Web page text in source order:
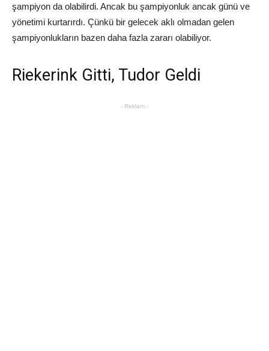
şampiyon da olabilirdi. Ancak bu şampiyonluk ancak günü ve
yönetimi kurtarırdı. Çünkü bir gelecek aklı olmadan gelen
şampiyonlukların bazen daha fazla zararı olabiliyor.
Riekerink Gitti, Tudor Geldi
- Reklam -